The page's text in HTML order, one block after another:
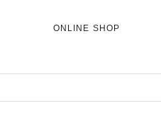
ONLINE SHOP